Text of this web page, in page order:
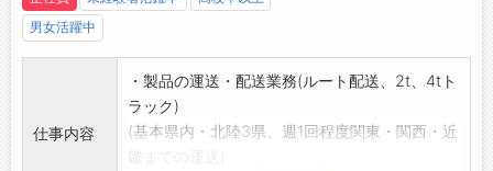
男女活躍中
仕事内容
・製品の運送・配送業務(ルート配送、2t、4tト
ラック)
(基本県内・北陸3県、週1回程度関東・関西・近